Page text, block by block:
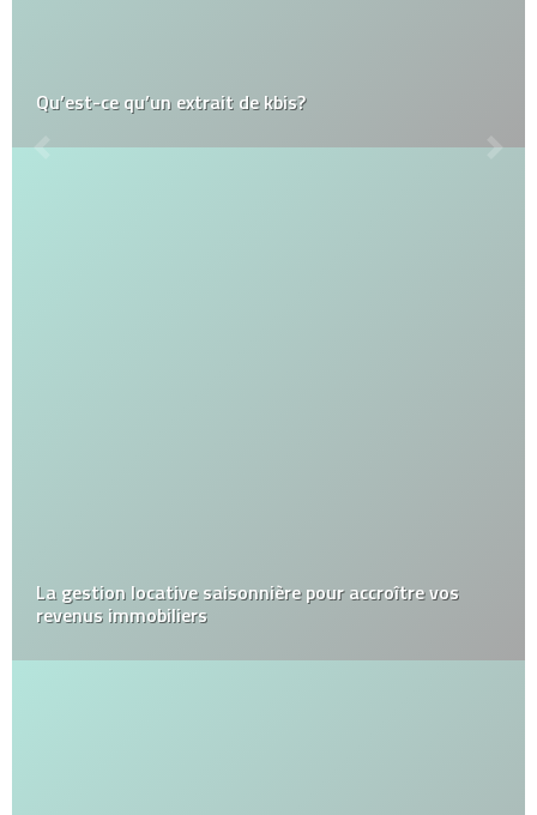
Qu’est-ce qu’un extrait de kbis?
La gestion locative saisonnière pour accroître vos
revenus immobiliers